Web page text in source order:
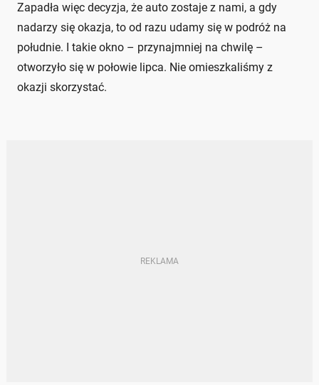
Zapadła więc decyzja, że auto zostaje z nami, a gdy
nadarzy się okazja, to od razu udamy się w podróż na
południe. I takie okno – przynajmniej na chwilę –
otworzyło się w połowie lipca. Nie omieszkaliśmy z
okazji skorzystać.